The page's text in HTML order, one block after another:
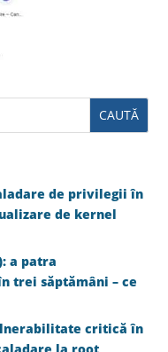
de privilegii în
de kernel
a patra
trei săptămâni – ce
critică în
la root